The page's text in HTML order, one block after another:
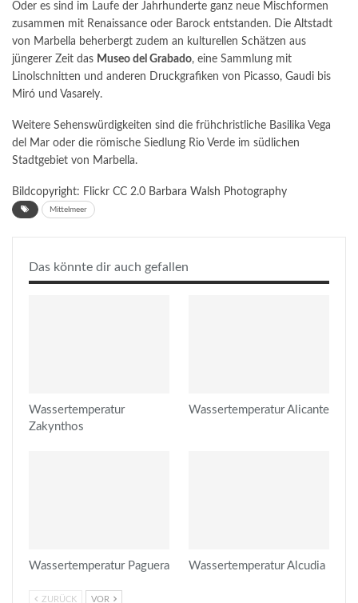
Oder es sind im Laufe der Jahrhunderte ganz neue Mischformen
zusammen mit Renaissance oder Barock entstanden. Die Altstadt
von Marbella beherbergt zudem an kulturellen Schätzen aus
jüngerer Zeit das Museo del Grabado, eine Sammlung mit
Linolschnitten und anderen Druckgrafiken von Picasso, Gaudi bis
Miró und Vasarely.
Weitere Sehenswürdigkeiten sind die frühchristliche Basilika Vega
del Mar oder die römische Siedlung Rio Verde im südlichen
Stadtgebiet von Marbella.
Bildcopyright: Flickr CC 2.0 Barbara Walsh Photography
Mittelmeer
Das könnte dir auch gefallen
Wassertemperatur
Zakynthos
Wassertemperatur Alicante
Wassertemperatur Paguera Wassertemperatur Alcudia
ZURÜCK VOR